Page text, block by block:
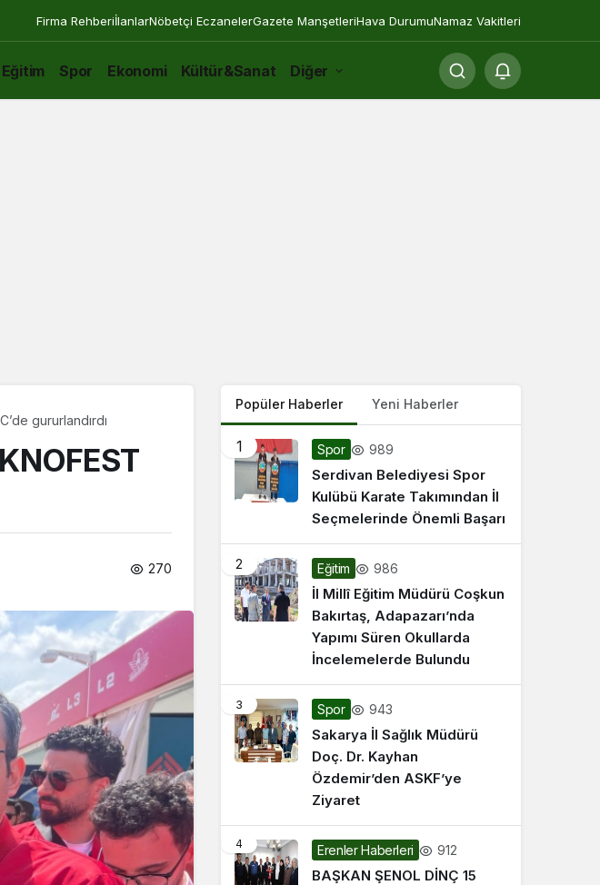
Firma RehberiİlanlarNöbetçi EczanelerGazete ManşetleriHava DurumuNamaz Vakitleri
Eğitim Spor Ekonomi Kültür&Sanat Diğer
gururlandırdı
270
Popüler Haberler Yeni Haberler
1 Spor 989
Serdivan Belediyesi Spor
Kulübü Karate Takımından İl
Seçmelerinde Önemli Başarı
2 Eğitim 986
İl Millî Eğitim Müdürü Coşkun
Bakırtaş, Adapazarı’nda
Yapımı Süren Okullarda
İncelemelerde Bulundu
3 Spor 943
Sakarya İl Sağlık Müdürü
Doç. Dr. Kayhan
Özdemir’den ASKF’ye
Ziyaret
4 Erenler Haberleri 912
BAŞKAN ŞENOL DİNÇ 15